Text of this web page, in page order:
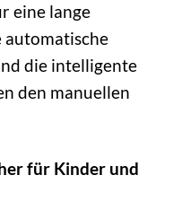
eine lange
automatische
die intelligente
den manuellen
für Kinder und